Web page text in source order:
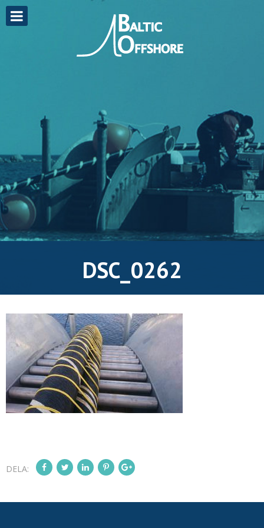
DSC_0262
DELA: